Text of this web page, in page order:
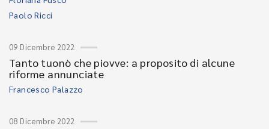
Paolo Ricci
09 Dicembre 2022
Tanto tuonò che piovve: a proposito di alcune
riforme annunciate
Francesco Palazzo
08 Dicembre 2022